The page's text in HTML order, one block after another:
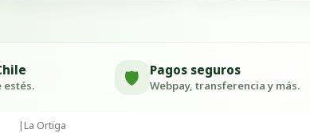
estés. 🛡️ Pagos seguros
Webpay, transferencia y más.
| La Ortiga